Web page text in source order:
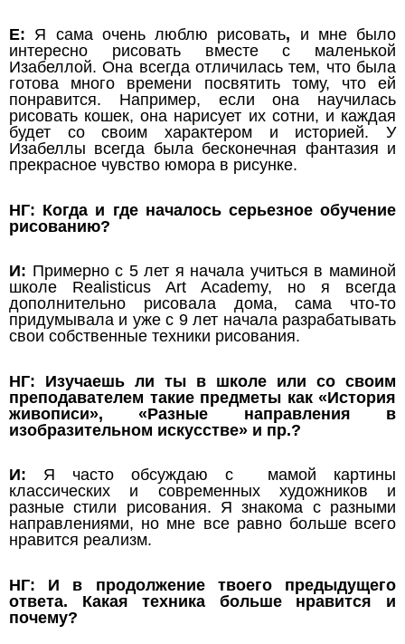
Е: Я сама очень люблю рисовать, и мне было
интересно рисовать вместе с маленькой
Изабеллой. Она всегда отличилась тем, что была
готова много времени посвятить тому, что ей
понравится. Например, если она научилась
рисовать кошек, она нарисует их сотни, и каждая
будет со своим характером и историей. У
Изабеллы всегда была бесконечная фантазия и
прекрасное чувство юмора в рисунке.
НГ: Когда и где началось серьезное обучение
рисованию?
И: Примерно с 5 лет я начала учиться в маминой
школе Realisticus Art Academy, но я всегда
дополнительно рисовала дома, сама что-то
придумывала и уже с 9 лет начала разрабатывать
свои собственные техники рисования.
НГ: Изучаешь ли ты в школе или со своим
преподавателем такие предметы как «История
живописи», «Разные направления в
изобразительном искусстве» и пр.?
И: Я часто обсуждаю с мамой картины
классических и современных художников и
разные стили рисования. Я знакома с разными
направлениями, но мне все равно больше всего
нравится реализм.
НГ: И в продолжение твоего предыдущего
ответа. Какая техника больше нравится и
почему?